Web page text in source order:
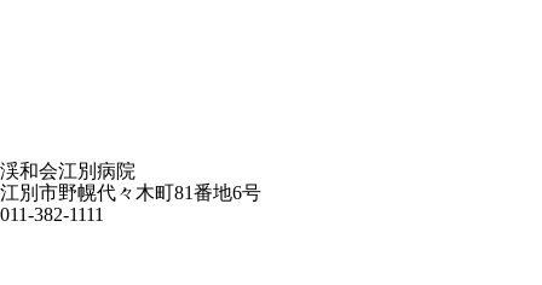
渓和会江別病院
江別市野幌代々木町81番地6号
011-382-1111